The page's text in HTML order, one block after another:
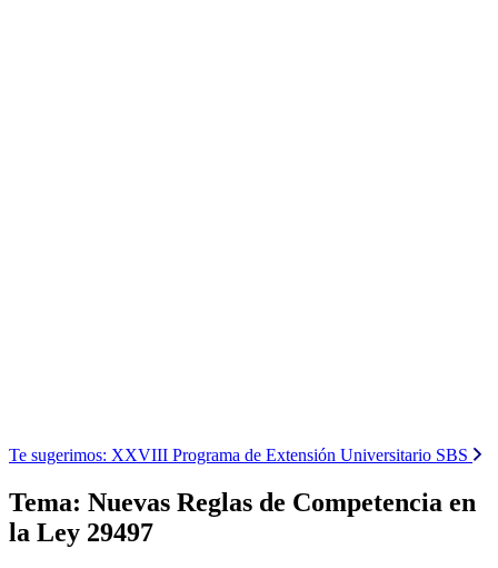
Te sugerimos: XXVIII Programa de Extensión Universitario SBS
Tema: Nuevas Reglas de Competencia en
la Ley 29497